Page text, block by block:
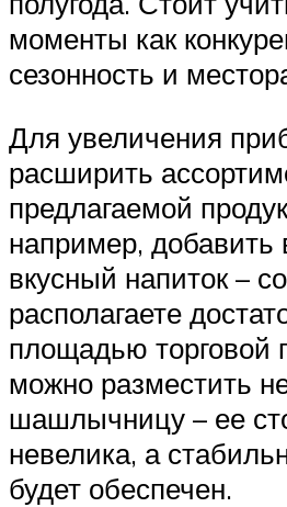
моменты как
сезонность и
Для увеличения
расширить
предлагаемой
например,
вкусный напиток –
располагаете
площадью торговой
можно разместить
шашлычницу – ее
невелика, а
будет обеспечен.